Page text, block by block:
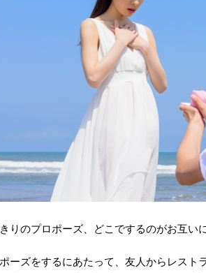
りのプロポーズ、どこでするのがお互い
ーズをするにあたって、友人からレスト